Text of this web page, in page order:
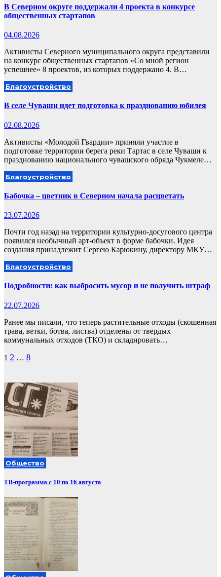
В Северном округе поддержали 4 проекта в конкурсе
общественных стартапов
04.08.2026
Активисты Северного муниципального округа представили
на конкурс общественных стартапов «Со мной регион
успешнее» 8 проектов, из которых поддержано 4. В…
Благоустройство
В селе Чуваши идет подготовка к празднованию юбилея
02.08.2026
Активисты «Молодой Гвардии» приняли участие в
подготовке территории берега реки Тартас в селе Чуваши к
празднованию национального чувашского обряда Чукмеле…
Благоустройство
Бабочка – цветник в Северном начала расцветать
23.07.2026
Почти год назад на территории культурно-досугового центра
появился необычный арт-объект в форме бабочки. Идея
создания принадлежит Сергею Карюкину, директору МКУ…
Благоустройство
Подробности: как выбросить мусор и не получить штраф
22.07.2026
Ранее мы писали, что теперь растительные отходы (скошенная
трава, ветки, ботва, листва) отделены от твердых
коммунальных отходов (ТКО) и складировать…
Пагинация
1 2 … 8
Общество
ТВ-программа с 10 по 16 августа